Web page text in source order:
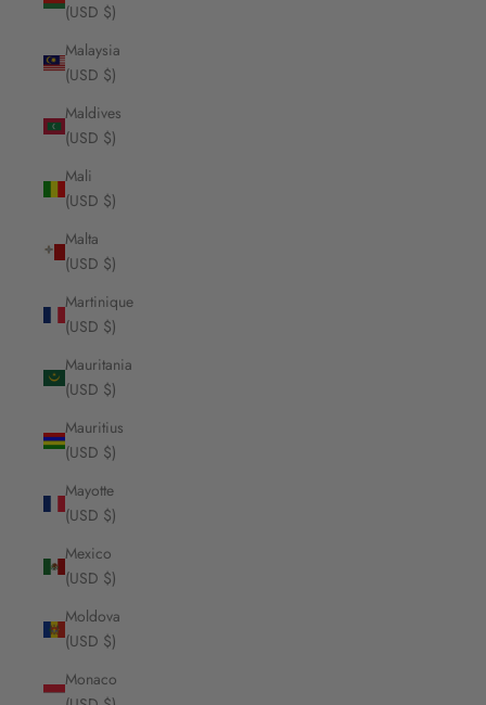
(USD $)
Malaysia
(USD $)
Maldives
(USD $)
Mali
(USD $)
Malta
(USD $)
Martinique
(USD $)
Mauritania
(USD $)
Mauritius
(USD $)
Mayotte
(USD $)
Mexico
(USD $)
Moldova
(USD $)
Monaco